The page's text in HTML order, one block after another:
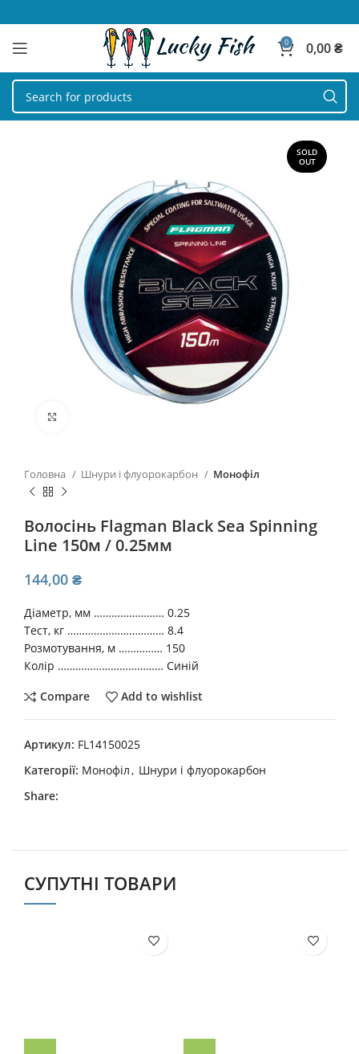
0 0,00₴
SOLD
OUT
Головна Шнури і флуорокарбон Монофіл
Волосінь Flagman Black Sea Spinning
Line 150м / 0.25мм
144,00 ₴
Діаметр, мм …………………… 0.25
Тест, кг …………………………… 8.4
Розмотування, м …………… 150
Колір ……………………………… Синій
Compare Add to wishlist
Артикул: FL14150025
Категорії: Монофіл , Шнури і флуорокарбон
Share:
СУПУТНІ ТОВАРИ